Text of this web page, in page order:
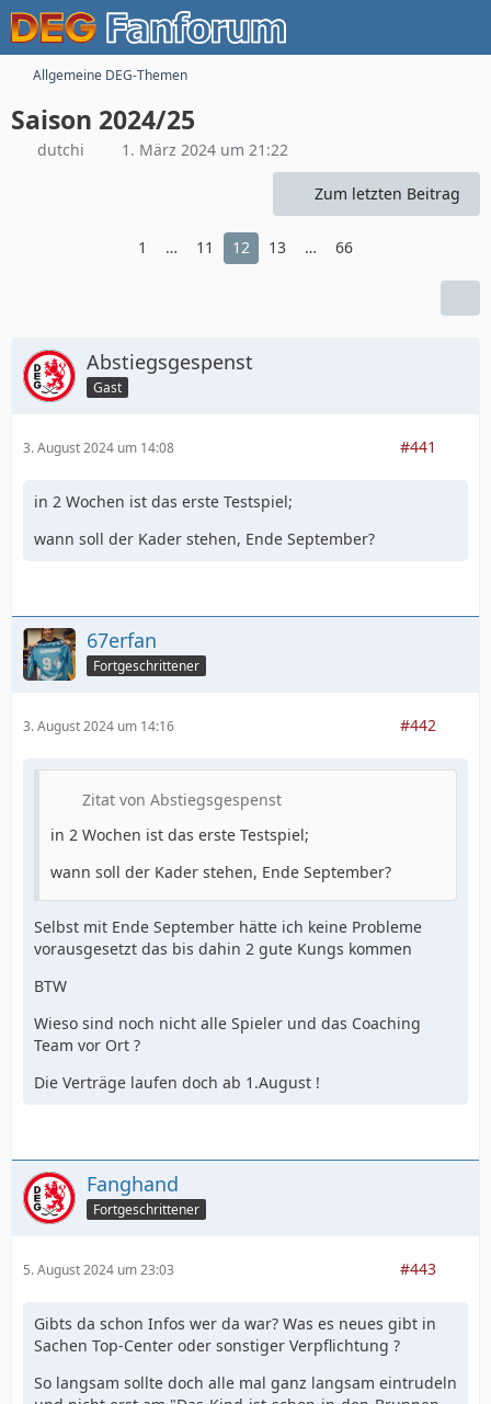
Allgemeine DEG-Themen
Saison 2024/25
dutchi 1. März 2024 um 21:22
Zum letzten Beitrag
1 … 11 12 13 … 66
Abstiegsgespenst
Gast
3. August 2024 um 14:08 #441
in 2 Wochen ist das erste Testspiel;
wann soll der Kader stehen, Ende September?
67erfan
Fortgeschrittener
3. August 2024 um 14:16 #442
Zitat von Abstiegsgespenst
in 2 Wochen ist das erste Testspiel;
wann soll der Kader stehen, Ende September?
Selbst mit Ende September hätte ich keine Probleme
vorausgesetzt das bis dahin 2 gute Kungs kommen
BTW
Wieso sind noch nicht alle Spieler und das Coaching
Team vor Ort ?
Die Verträge laufen doch ab 1.August !
Fanghand
Fortgeschrittener
5. August 2024 um 23:03 #443
Gibts da schon Infos wer da war? Was es neues gibt in
Sachen Top-Center oder sonstiger Verpflichtung ?
So langsam sollte doch alle mal ganz langsam eintrudeln